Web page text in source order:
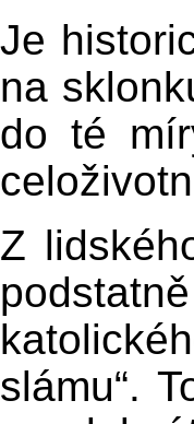
Je
na
do té
Z
slámu“.